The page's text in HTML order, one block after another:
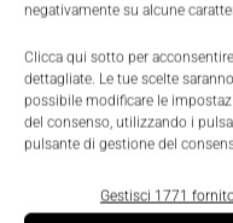
negativamente su alcune
Clicca qui sotto per
dettagliate. Le tue scelte
possibile modificare le
del consenso, utilizzando i
pulsante di gestione del
Gestisci 1771
Edicola